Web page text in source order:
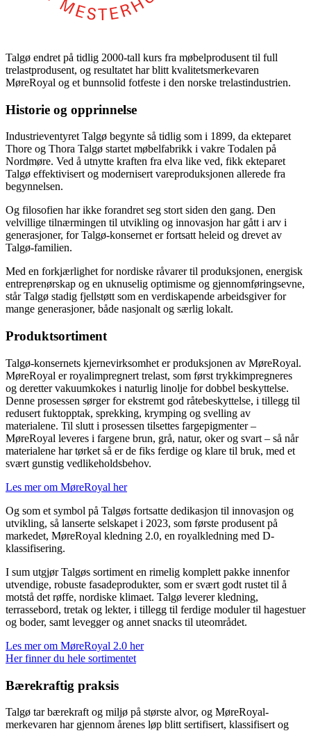
Talgø endret på tidlig 2000-tall kurs fra møbelprodusent til full
trelastprodusent, og resultatet har blitt kvalitetsmerkevaren
MøreRoyal og et bunnsolid fotfeste i den norske trelastindustrien.
Historie og opprinnelse
Industrieventyret Talgø begynte så tidlig som i 1899, da ekteparet
Thore og Thora Talgø startet møbelfabrikk i vakre Todalen på
Nordmøre. Ved å utnytte kraften fra elva like ved, fikk ekteparet
Talgø effektivisert og modernisert vareproduksjonen allerede fra
begynnelsen.
Og filosofien har ikke forandret seg stort siden den gang. Den
velvillige tilnærmingen til utvikling og innovasjon har gått i arv i
generasjoner, for Talgø-konsernet er fortsatt heleid og drevet av
Talgø-familien.
Med en forkjærlighet for nordiske råvarer til produksjonen, energisk
entreprenørskap og en uknuselig optimisme og gjennomføringsevne,
står Talgø stadig fjellstøtt som en verdiskapende arbeidsgiver for
mange generasjoner, både nasjonalt og særlig lokalt.
Produktsortiment
Talgø-konsernets kjernevirksomhet er produksjonen av MøreRoyal.
MøreRoyal er royalimpregnert trelast, som først trykkimpregneres
og deretter vakuumkokes i naturlig linolje for dobbel beskyttelse.
Denne prosessen sørger for ekstremt god råtebeskyttelse, i tillegg til
redusert fuktopptak, sprekking, krymping og svelling av
materialene. Til slutt i prosessen tilsettes fargepigmenter –
MøreRoyal leveres i fargene brun, grå, natur, oker og svart – så når
materialene har tørket så er de fiks ferdige og klare til bruk, med et
svært gunstig vedlikeholdsbehov.
Les mer om MøreRoyal her
Og som et symbol på Talgøs fortsatte dedikasjon til innovasjon og
utvikling, så lanserte selskapet i 2023, som første produsent på
markedet, MøreRoyal kledning 2.0, en royalkledning med D-
klassifisering.
I sum utgjør Talgøs sortiment en rimelig komplett pakke innenfor
utvendige, robuste fasadeprodukter, som er svært godt rustet til å
motstå det røffe, nordiske klimaet. Talgø leverer kledning,
terrassebord, tretak og lekter, i tillegg til ferdige moduler til hagestuer
og boder, samt levegger og annet snacks til uteområdet.
Les mer om MøreRoyal 2.0 her
Her finner du hele sortimentet
Bærekraftig praksis
Talgø tar bærekraft og miljø på største alvor, og MøreRoyal-
merkevaren har gjennom årenes løp blitt sertifisert, klassifisert og